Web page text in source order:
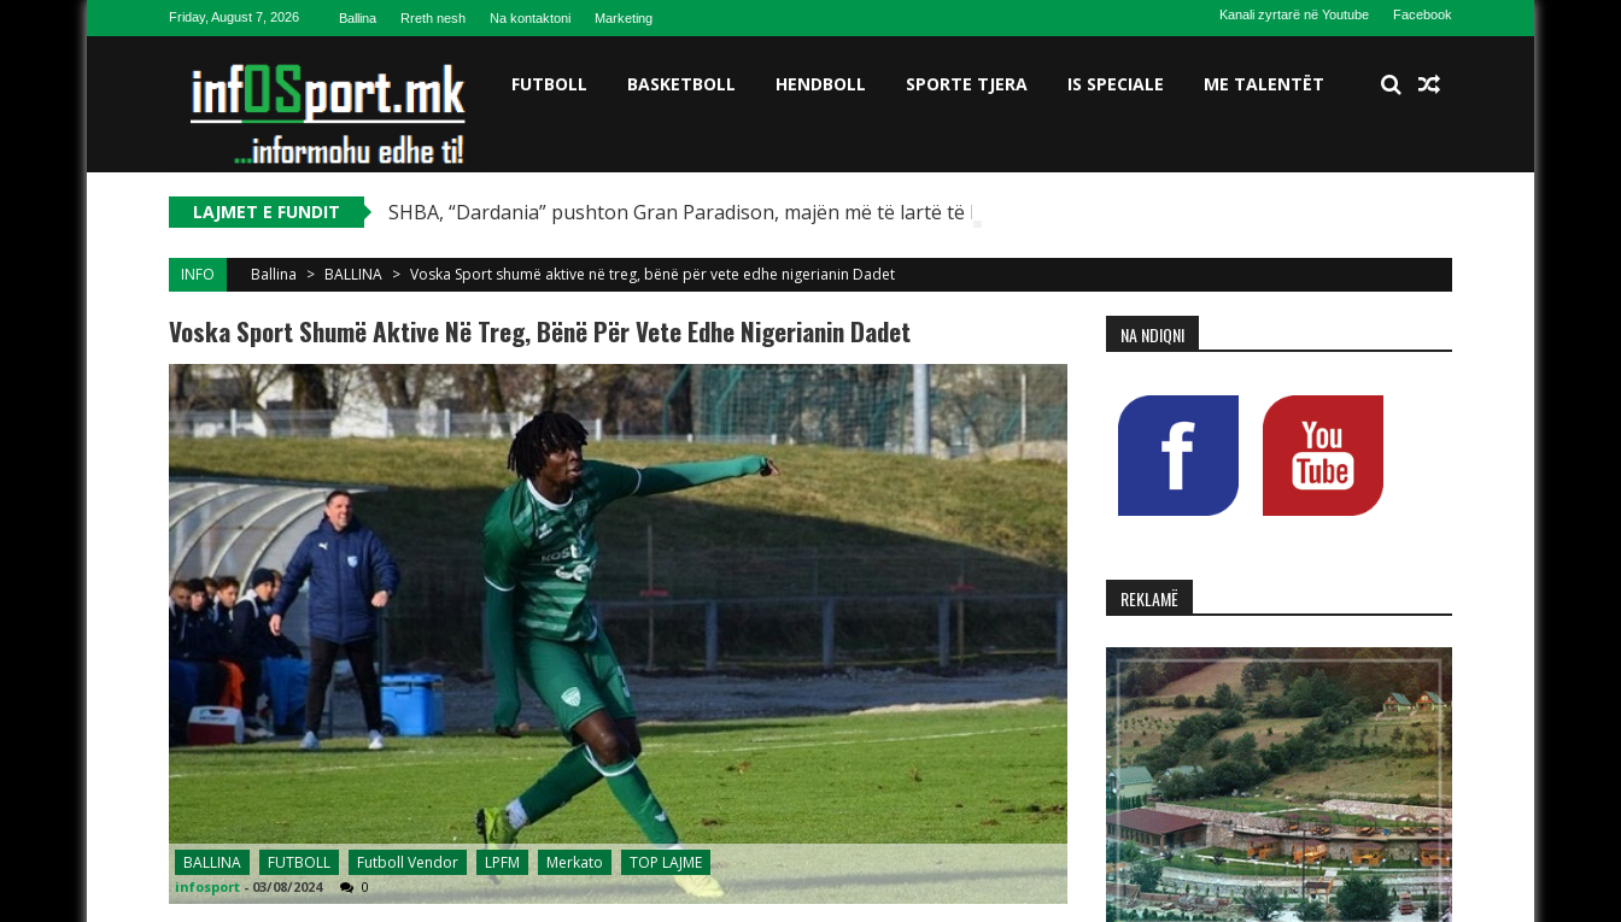
Skip to contentFriday, August 7, 2026 Ballina Rreth nesh Na kontaktoni Marketing Kanali zyrtarë në Youtube Facebook
FUTBOLL BASKETBOLL HENDBOLL SPORTE TJERA IS SPECIALE ME TALENTËT
LAJMET E FUNDIT SHBA, “Dardania” pushton Gran Paradison, majën më të lartë të Italisë
INFO Ballina > BALLINA > Voska Sport shumë aktive në treg, bënë për vete edhe nigerianin Dadet
Voska Sport Shumë Aktive Në Treg, Bënë Për Vete Edhe Nigerianin Dadet
BALLINA FUTBOLL Futboll Vendor LPFM Merkato TOP LAJME
infosport - 03/08/2024 0
NA NDIQNI
REKLAMË